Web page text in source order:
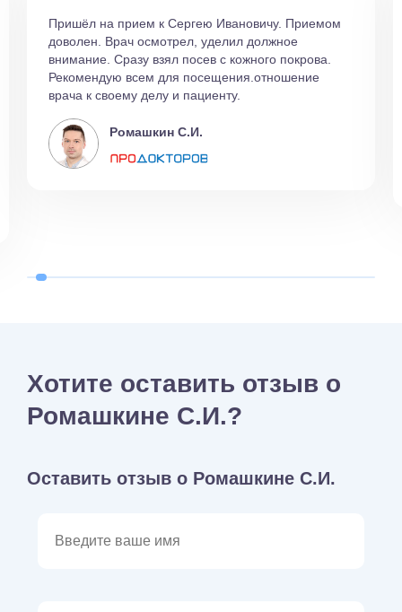
Пришёл на прием к Сергею Ивановичу. Приемом
доволен. Врач осмотрел, уделил должное
внимание. Сразу взял посев с кожного покрова.
Рекомендую всем для посещения.отношение
врача к своему делу и пациенту.
Ромашкин С.И.
Хотите оставить отзыв о
Ромашкине С.И.?
Оставить отзыв о Ромашкине С.И.